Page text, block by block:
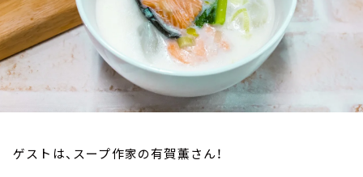
ゲストは、スープ作家の有賀薫さん！